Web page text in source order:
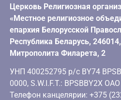
Церковь Религиозная
«Местное религиозное
епархия Белорусской
Республика Беларусь,
Митрополита Филарета, 2
УНП 400252795 р/с BY74
0000, S.W.I.F.T.: BPSBBY2X
Телефон канцелярии: +375